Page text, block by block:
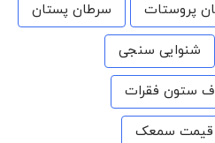
پروستات سرطان پستان
شنوایی سنجی
ستون فقرات
قیمت سمعک